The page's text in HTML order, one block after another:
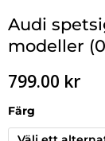
Audi
modeller
799.00 kr
Färg